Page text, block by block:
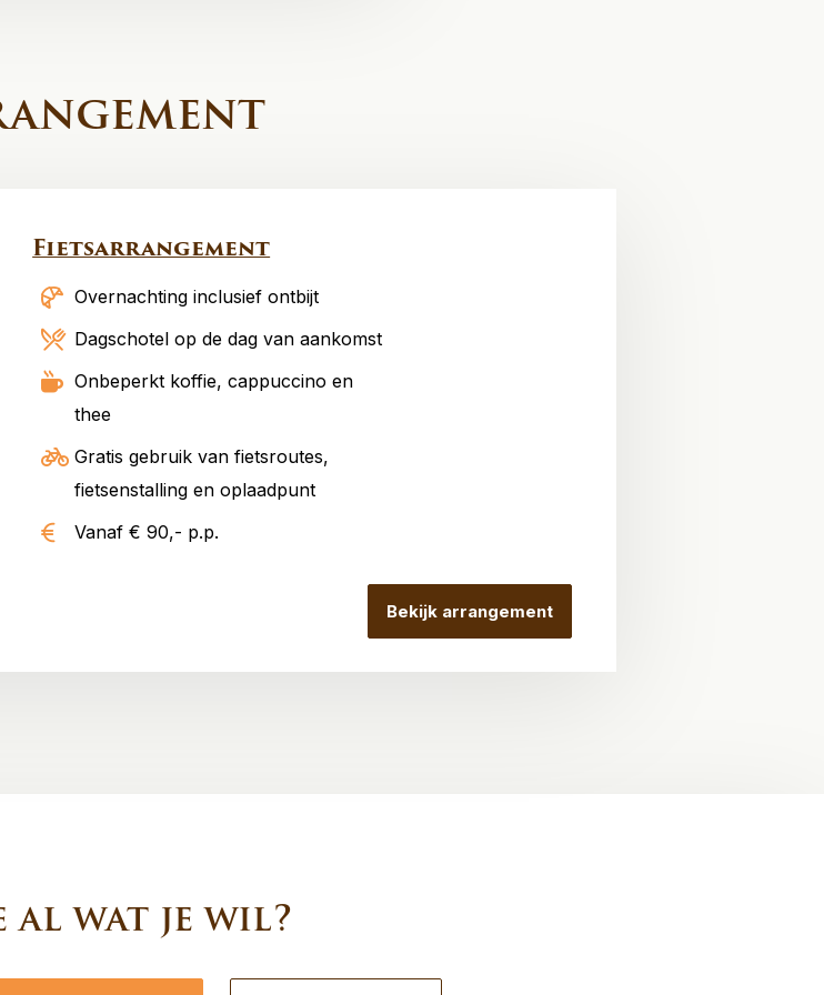
Fietsarrangement
Overnachting inclusief ontbijt
Dagschotel op de dag van aankomst
Onbeperkt koffie, cappuccino en
thee
Gratis gebruik van fietsroutes,
fietsenstalling en oplaadpunt
Vanaf € 90,- p.p.
Bekijk arrangement
al wat je wil?